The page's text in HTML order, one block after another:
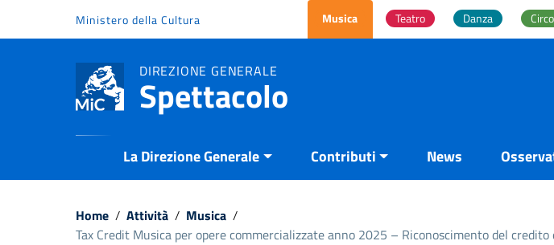
Vai al menu di navigazione
Ministero della Cultura Musica Teatro Danza
DIREZIONE GENERALE
Spettacolo
La Direzione Generale Contributi News
Home / Attività / Musica /
Tax Credit Musica per opere commercializzate anno 2025 – Riconoscimento del credito